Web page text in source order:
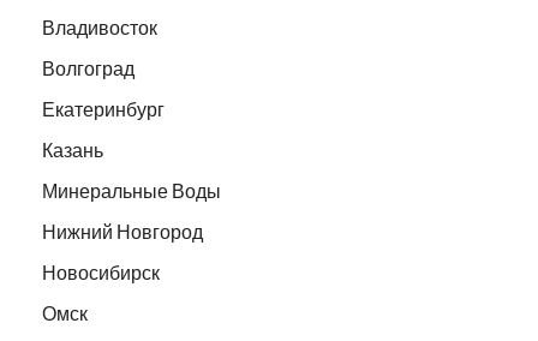
Владивосток
Волгоград
Екатеринбург
Казань
Минеральные Воды
Нижний Новгород
Новосибирск
Омск